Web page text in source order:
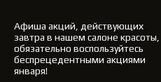
Афиша акций, действующих
завтра в нашем салоне красоты,
обязательно воспользуйтесь
беспрецедентными акциями
января!